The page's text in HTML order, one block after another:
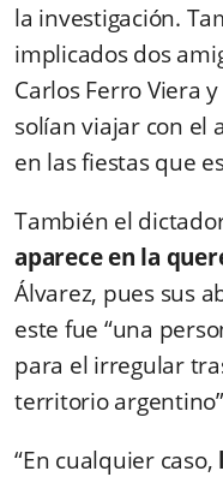
la investigación.
implicados dos
Carlos Ferro Viera
solían viajar con el
en las fiestas que
También el
aparece en la
Álvarez, pues sus
este fue “una
para el irregular
territorio
“En cualquier caso,